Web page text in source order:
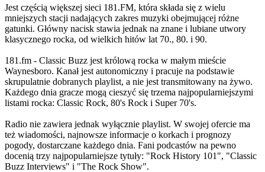
Jest częścią większej sieci 181.FM, która składa się z wielu
mniejszych stacji nadających zakres muzyki obejmującej różne
gatunki. Główny nacisk stawia jednak na znane i lubiane utwory
klasycznego rocka, od wielkich hitów lat 70., 80. i 90.
181.fm - Classic Buzz jest królową rocka w małym mieście
Waynesboro. Kanał jest autonomiczny i pracuje na podstawie
skrupulatnie dobranych playlist, a nie jest transmitowany na żywo.
Każdego dnia gracze mogą cieszyć się trzema najpopularniejszymi
listami rocka: Classic Rock, 80's Rock i Super 70's.
Radio nie zawiera jednak wyłącznie playlist. W swojej ofercie ma
też wiadomości, najnowsze informacje o korkach i prognozy
pogody, dostarczane każdego dnia. Fani podcastów na pewno
docenią trzy najpopularniejsze tytuły: "Rock History 101", "Classic
Buzz Interviews" i "The Rock Show".